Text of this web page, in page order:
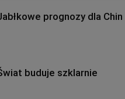
prognozy dla Chin
buduje szklarnie